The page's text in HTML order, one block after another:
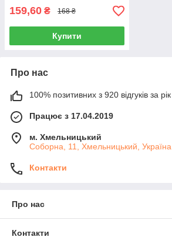
159,60 ₴ 168 ₴
Купити
Про нас
100% позитивних з 920 відгуків за рік
Працює з 17.04.2019
м. Хмельницький
Соборна, 11, Хмельницький, Україна
Контакти
Про нас
Контакти